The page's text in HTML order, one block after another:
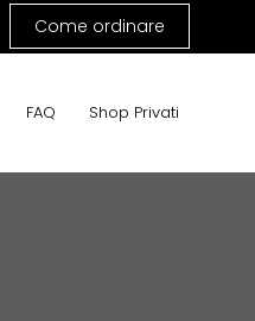
Come ordinare
FAQ Shop Privati